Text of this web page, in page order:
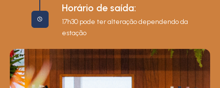
Horário de saída:
17h30 pode ter alteração dependendo da
estação